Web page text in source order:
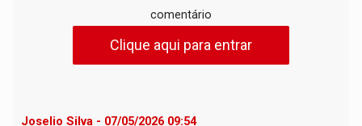
comentário
Clique aqui para entrar
Joselio Silva - 07/05/2026 09:54